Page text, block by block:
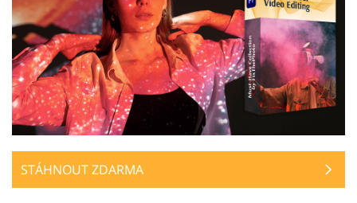
STÁHNOUT ZDARMA